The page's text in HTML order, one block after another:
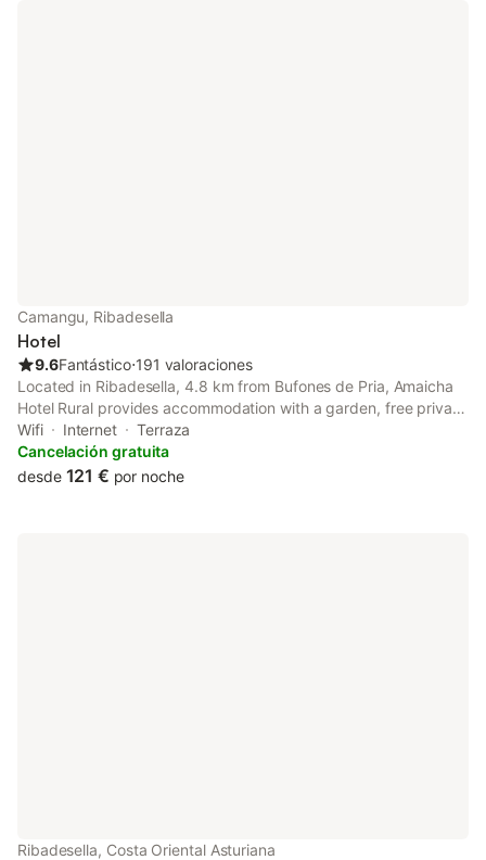
Camangu, Ribadesella
Hotel
9.6Fantástico⋅191 valoraciones
Located in Ribadesella, 4.8 km from Bufones de Pria, Amaicha
Hotel Rural provides accommodation with a garden, free private
parking, a shared lounge and a terrace.
Wifi Internet
Terraza
Cancelación gratuita
desde 121 € por noche
Ribadesella, Costa Oriental Asturiana